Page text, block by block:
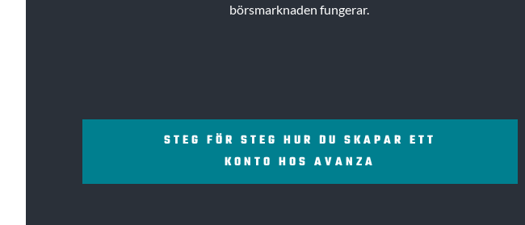
börsmarknaden fungerar.
STEG FÖR STEG HUR DU SKAPAR ETT
KONTO HOS AVANZA